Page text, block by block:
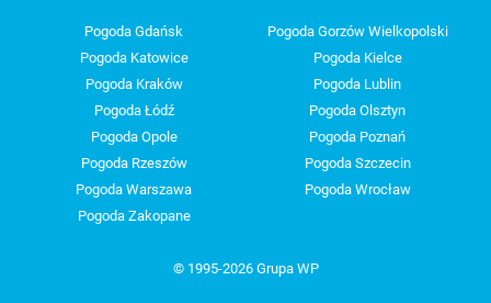
Pogoda Gdańsk
Pogoda Gorzów Wielkopolski
Pogoda Katowice
Pogoda Kielce
Pogoda Kraków
Pogoda Lublin
Pogoda Łódź
Pogoda Olsztyn
Pogoda Opole
Pogoda Poznań
Pogoda Rzeszów
Pogoda Szczecin
Pogoda Warszawa
Pogoda Wrocław
Pogoda Zakopane
© 1995-2026 Grupa WP